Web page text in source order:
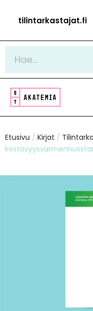
sisältöön
tilintarkastajat.fi
Etusivu / Kirjat /